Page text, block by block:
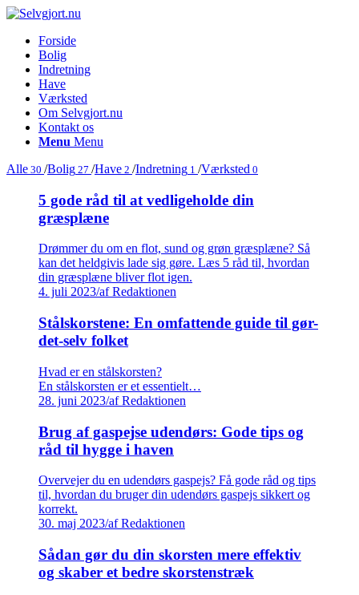
Forside
Bolig
Indretning
Have
Værksted
Om Selvgjort.nu
Kontakt os
Menu Menu
Alle 30 /Bolig 27 /Have 2 /Indretning 1 /Værksted 0
5 gode råd til at vedligeholde din
græsplæne
Drømmer du om en flot, sund og grøn græsplæne? Så
kan det heldgivis lade sig gøre. Læs 5 råd til, hvordan
din græsplæne bliver flot igen.
4. juli 2023/af Redaktionen
Stålskorstene: En omfattende guide til gør-
det-selv folket
Hvad er en stålskorsten?
En stålskorsten er et essentielt…
28. juni 2023/af Redaktionen
Brug af gaspejse udendørs: Gode tips og
råd til hygge i haven
Overvejer du en udendørs gaspejs? Få gode råd og tips
til, hvordan du bruger din udendørs gaspejs sikkert og
korrekt.
30. maj 2023/af Redaktionen
Sådan gør du din skorsten mere effektiv
og skaber et bedre skorstenstræk